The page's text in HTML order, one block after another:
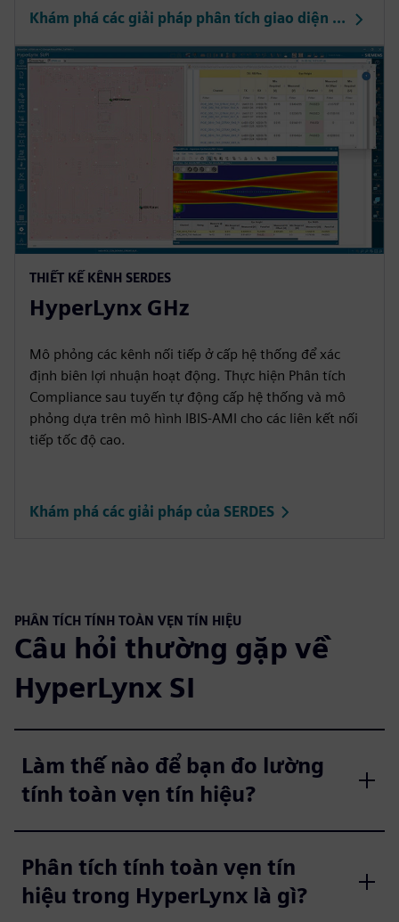
Khám phá các giải pháp phân tích giao diện DDR
THIẾT KẾ KÊNH SERDES
HyperLynx GHz
Mô phỏng các kênh nối tiếp ở cấp hệ thống để xác
định biên lợi nhuận hoạt động. Thực hiện Phân tích
Compliance sau tuyến tự động cấp hệ thống và mô
phỏng dựa trên mô hình IBIS-AMI cho các liên kết nối
tiếp tốc độ cao.
Khám phá các giải pháp của SERDES
PHÂN TÍCH TÍNH TOÀN VẸN TÍN HIỆU
Câu hỏi thường gặp về
HyperLynx SI
Làm thế nào để bạn đo lường
tính toàn vẹn tín hiệu?
Phân tích tính toàn vẹn tín
hiệu trong HyperLynx là gì?